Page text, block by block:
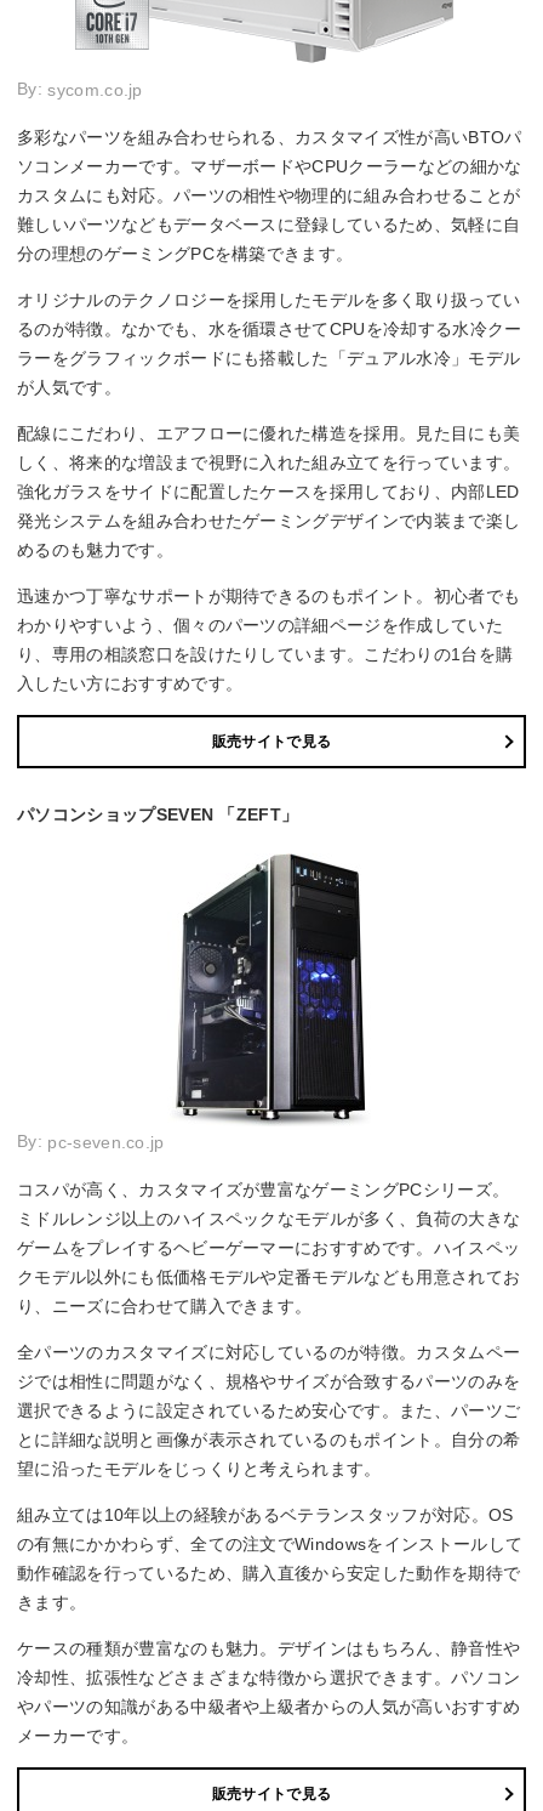
By:sycom.co.jp
多彩なパーツを組み合わせられる、カスタマイズ性が高いBTOパ
ソコンメーカーです。マザーボードやCPUクーラーなどの細かな
カスタムにも対応。パーツの相性や物理的に組み合わせることが
難しいパーツなどもデータベースに登録しているため、気軽に自
分の理想のゲーミングPCを構築できます。
オリジナルのテクノロジーを採用したモデルを多く取り扱ってい
るのが特徴。なかでも、水を循環させてCPUを冷却する水冷クー
ラーをグラフィックボードにも搭載した「デュアル水冷」モデル
が人気です。
配線にこだわり、エアフローに優れた構造を採用。見た目にも美
しく、将来的な増設まで視野に入れた組み立てを行っています。
強化ガラスをサイドに配置したケースを採用しており、内部LED
発光システムを組み合わせたゲーミングデザインで内装まで楽し
めるのも魅力です。
迅速かつ丁寧なサポートが期待できるのもポイント。初心者でも
わかりやすいよう、個々のパーツの詳細ページを作成していた
り、専用の相談窓口を設けたりしています。こだわりの1台を購
入したい方におすすめです。
販売サイトで見る
パソコンショップSEVEN 「ZEFT」
By: pc-seven.co.jp
コスパが高く、カスタマイズが豊富なゲーミングPCシリーズ。
ミドルレンジ以上のハイスペックなモデルが多く、負荷の大きな
ゲームをプレイするヘビーゲーマーにおすすめです。ハイスペッ
クモデル以外にも低価格モデルや定番モデルなども用意されてお
り、ニーズに合わせて購入できます。
全パーツのカスタマイズに対応しているのが特徴。カスタムペー
ジでは相性に問題がなく、規格やサイズが合致するパーツのみを
選択できるように設定されているため安心です。また、パーツご
とに詳細な説明と画像が表示されているのもポイント。自分の希
望に沿ったモデルをじっくりと考えられます。
組み立ては10年以上の経験があるベテランスタッフが対応。OS
の有無にかかわらず、全ての注文でWindowsをインストールして
動作確認を行っているため、購入直後から安定した動作を期待で
きます。
ケースの種類が豊富なのも魅力。デザインはもちろん、静音性や
冷却性、拡張性などさまざまな特徴から選択できます。パソコン
やパーツの知識がある中級者や上級者からの人気が高いおすすめ
メーカーです。
販売サイトで見る